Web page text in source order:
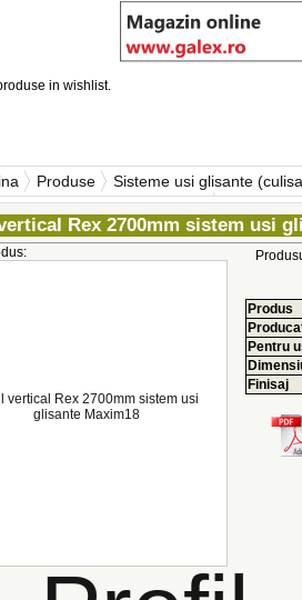
in wishlist.
Produse
Sisteme usi glisante
MAXIM18 ALUMINIU
Rex 2700mm sistem usi
Produs
Pentru
Finisaj